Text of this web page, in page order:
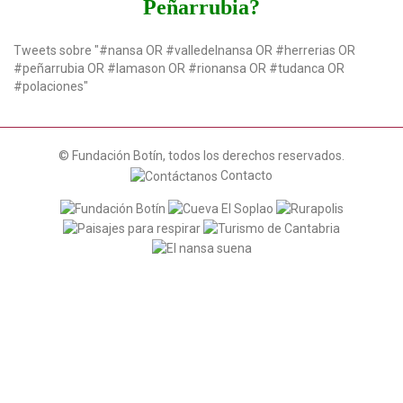
Peñarrubia?
Tweets sobre "#nansa OR #valledelnansa OR #herrerias OR
#peñarrubia OR #lamason OR #rionansa OR #tudanca OR
#polaciones"
© Fundación Botín, todos los derechos reservados.
Contacto